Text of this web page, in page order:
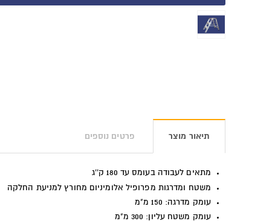
תיאור מוצר פרטים נוספים
מתאים לעבודה בעומס עד 180 ק''ג
משטח ומדרגות מפרופיל אלומיניום מחורץ למניעת החלקה
עומק מדרגה: 150 מ"מ
עומק משטח עליון: 300 מ"מ